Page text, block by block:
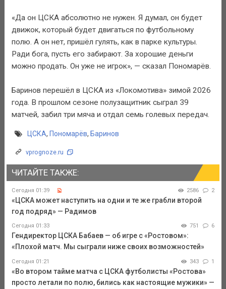
«Да он ЦСКА абсолютно не нужен. Я думал, он будет
движок, который будет двигаться по футбольному
полю. А он нет, пришёл гулять, как в парке культуры.
Ради бога, пусть его забирают. За хорошие деньги
можно продать. Он уже не игрок», — сказал Пономарёв.
Баринов перешёл в ЦСКА из «Локомотива» зимой 2026
года. В прошлом сезоне полузащитник сыграл 39
матчей, забил три мяча и отдал семь голевых передач.
ЦСКА, Пономарёв, Баринов
vprognoze.ru
ЧИТАЙТЕ ТАКЖЕ:
Сегодня 01:39 2586 2
«ЦСКА может наступить на одни и те же грабли второй
год подряд» — Радимов
Сегодня 01:33 751 6
Гендиректор ЦСКА Бабаев — об игре с «Ростовом»:
«Плохой матч. Мы сыграли ниже своих возможностей»
Сегодня 01:21 343 1
«Во втором тайме матча с ЦСКА футболисты «Ростова»
просто летали по полю, бились как настоящие мужики» —